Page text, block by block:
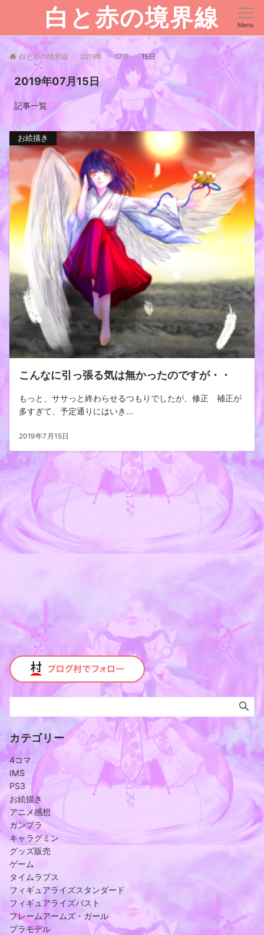
白と赤の境界線 Menu
白と赤の境界線 2019年 07月 15日
2019年07月15日
記事一覧
お絵描き
こんなに引っ張る気は無かったのですが・・
もっと、ササっと終わらせるつもりでしたが、修正 補正が
多すぎて、予定通りにはいき...
2019年7月15日
カテゴリー
4コマ
IMS
PS3
お絵描き
アニメ感想
ガンプラ
キャラグミン
グッズ販売
ゲーム
タイムラプス
フィギュアライズスタンダード
フィギュアライズバスト
フレームアームズ・ガール
プラモデル